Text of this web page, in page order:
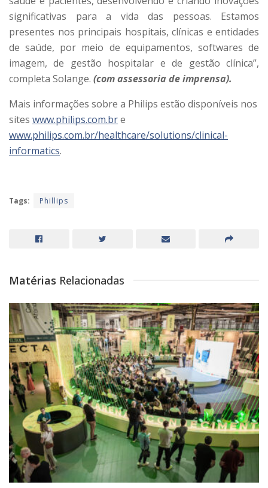
significativas para a vida das pessoas. Estamos
presentes nos principais hospitais, clínicas e entidades
de saúde, por meio de equipamentos, softwares de
imagem, de gestão hospitalar e de gestão clínica”,
completa Solange. (com assessoria de imprensa).
Mais informações sobre a Philips estão disponíveis nos
sites www.philips.com.bre
www.philips.com.br/healthcare/solutions/clinical-
informatics.
Tags: Phillips
Matérias Relacionadas